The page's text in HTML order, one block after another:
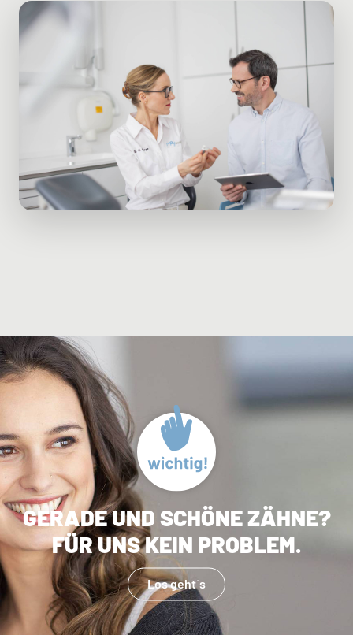
GERADE UND SCHÖNE ZÄHNE?
FÜR UNS KEIN PROBLEM.
Los geht´s